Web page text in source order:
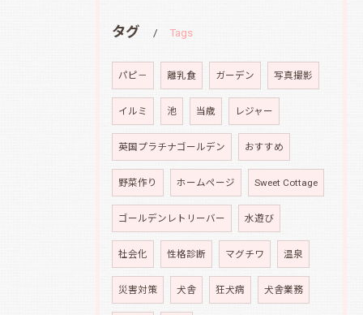
タグ Tags
パピ－ 離乳食 ガーデン 写真撮影
イルミ 池 当歳 レジャー
英国プラチナゴールデン おすすめ
野菜作り ホームページ Sweet Cottage
ゴールデンレトリーバー 水遊び
社会化 性格診断 マグチワ 温泉
災害対策 犬舎 狂犬病 犬舎業務